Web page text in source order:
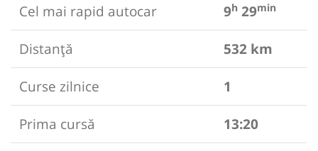
Cel mai rapid autocar
9h 29min
Distanță
532 km
Curse zilnice
1
Prima cursă
13:20